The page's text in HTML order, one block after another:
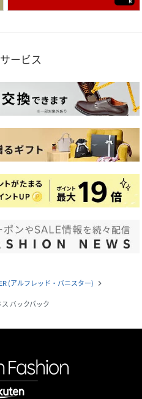
ービス
(アルフレッド・バニスター) navigate_next
バックパック